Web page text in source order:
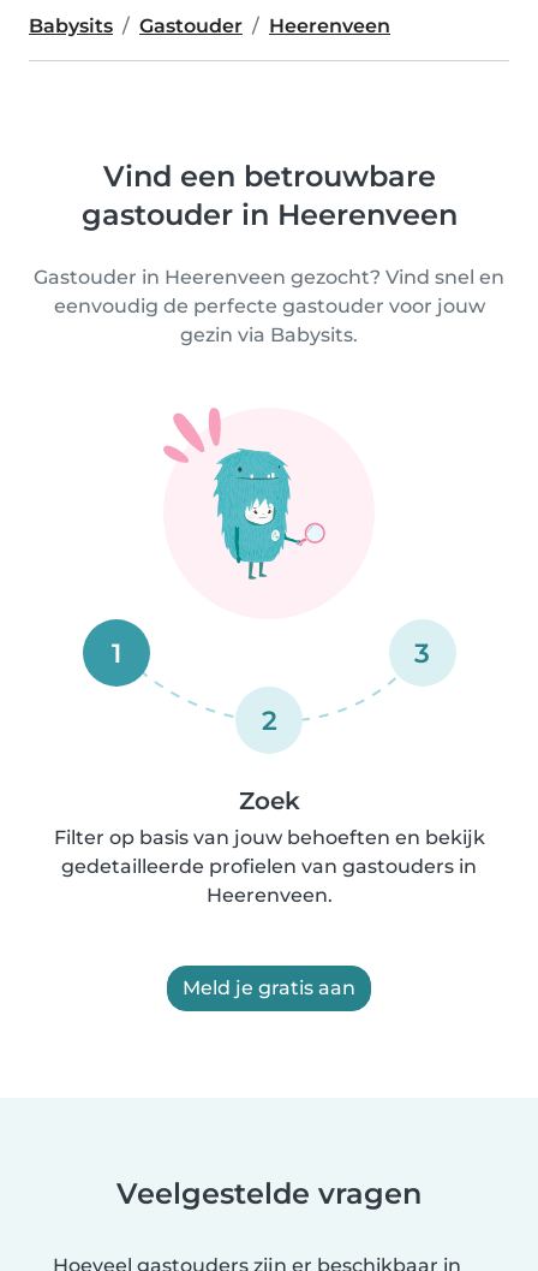
Babysits Gastouder Heerenveen
Vind een betrouwbare
gastouder in Heerenveen
Gastouder in Heerenveen gezocht? Vind snel en
eenvoudig de perfecte gastouder voor jouw
gezin via Babysits.
1
2
3
Zoek
Filter op basis van jouw behoeften en bekijk
gedetailleerde profielen van gastouders in
Heerenveen.
Meld je gratis aan
Veelgestelde vragen
Hoeveel gastouders zijn er beschikbaar in